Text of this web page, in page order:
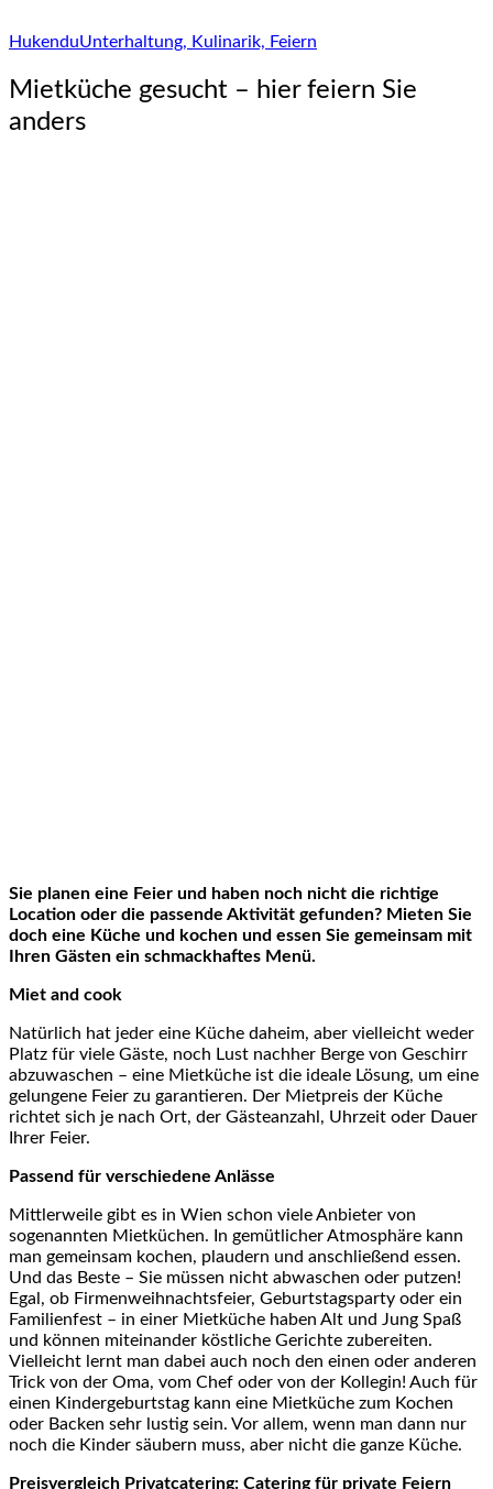
HukenduUnterhaltung, Kulinarik, Feiern
Mietküche gesucht – hier feiern Sie
anders
Sie planen eine Feier und haben noch nicht die richtige
Location oder die passende Aktivität gefunden? Mieten Sie
doch eine Küche und kochen und essen Sie gemeinsam mit
Ihren Gästen ein schmackhaftes Menü.
Miet and cook
Natürlich hat jeder eine Küche daheim, aber vielleicht weder
Platz für viele Gäste, noch Lust nachher Berge von Geschirr
abzuwaschen – eine Mietküche ist die ideale Lösung, um eine
gelungene Feier zu garantieren. Der Mietpreis der Küche
richtet sich je nach Ort, der Gästeanzahl, Uhrzeit oder Dauer
Ihrer Feier.
Passend für verschiedene Anlässe
Mittlerweile gibt es in Wien schon viele Anbieter von
sogenannten Mietküchen. In gemütlicher Atmosphäre kann
man gemeinsam kochen, plaudern und anschließend essen.
Und das Beste – Sie müssen nicht abwaschen oder putzen!
Egal, ob Firmenweihnachtsfeier, Geburtstagsparty oder ein
Familienfest – in einer Mietküche haben Alt und Jung Spaß
und können miteinander köstliche Gerichte zubereiten.
Vielleicht lernt man dabei auch noch den einen oder anderen
Trick von der Oma, vom Chef oder von der Kollegin! Auch für
einen Kindergeburtstag kann eine Mietküche zum Kochen
oder Backen sehr lustig sein. Vor allem, wenn man dann nur
noch die Kinder säubern muss, aber nicht die ganze Küche.
Preisvergleich Privatcatering: Catering für private Feiern